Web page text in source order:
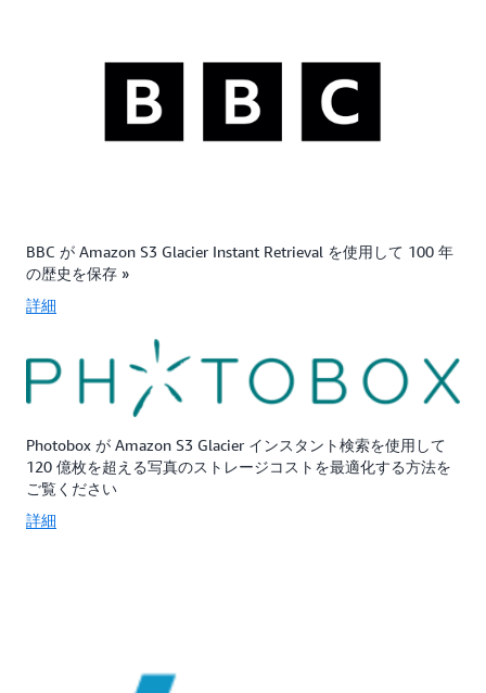
BBC が Amazon S3 Glacier Instant Retrieval を使用して 100 年
の歴史を保存 »
詳細
Photobox が Amazon S3 Glacier インスタント検索を使用して
120 億枚を超える写真のストレージコストを最適化する方法を
ご覧ください
詳細